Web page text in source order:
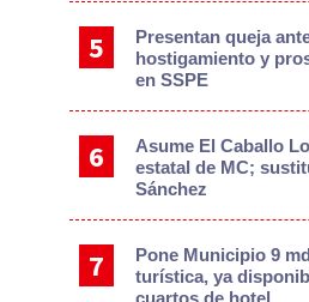
Presentan queja
hostigamiento y
en SSPE
Asume El Caballo
estatal de MC;
Sánchez
Pone Municipio 9
turística, ya